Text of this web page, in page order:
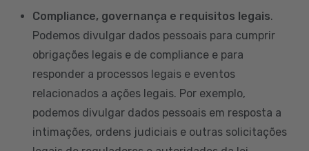
Compliance, governança e requisitos legais.
Podemos divulgar dados pessoais para cumprir
obrigações legais e de compliance e para
responder a processos legais e eventos
relacionados a ações legais. Por exemplo,
podemos divulgar dados pessoais em resposta a
intimações, ordens judiciais e outras solicitações